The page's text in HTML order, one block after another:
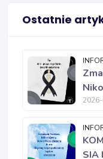
Ostatnie
SIA